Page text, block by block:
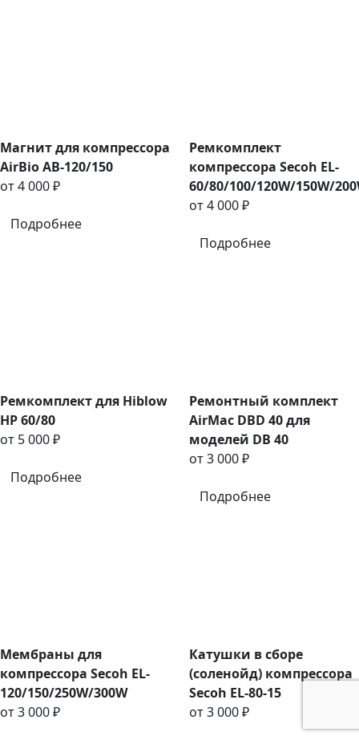
Магнит для компрессора
AirBio AB-120/150
от 4 000 ₽
Подробнее
Ремкомплект
компрессора Secoh EL-
60/80/100/120W/150W/
от 4 000 ₽
Подробнее
Ремкомплект для Hiblow
HP 60/80
от 5 000 ₽
Подробнее
Ремонтный комплект
AirMac DBD 40 для
моделей DB 40
от 3 000 ₽
Подробнее
Мембраны для
компрессора Secoh EL-
120/150/250W/300W
от 3 000 ₽
Катушки в сборе
(соленойд) компрессора
Secoh EL-80-15
от 3 000 ₽